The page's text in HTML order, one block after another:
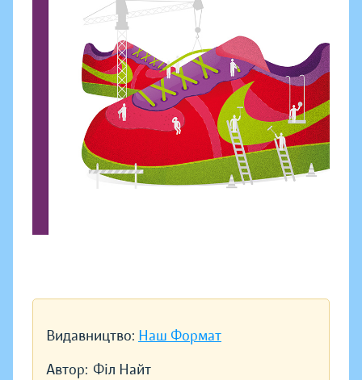
Видавництво: Наш Формат
Автор: Філ Найт